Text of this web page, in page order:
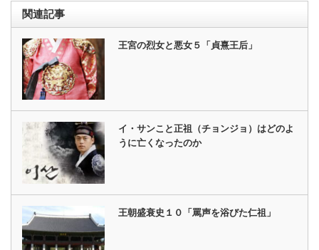
関連記事
王宮の烈女と悪女５「貞熹王后」
イ・サンこと正祖（チョンジョ）はどのよ
うに亡くなったのか
王朝盛衰史１０「罵声を浴びた仁祖」